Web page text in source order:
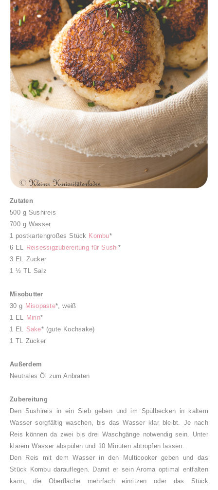
Zutaten
500 g Sushireis
700 g Wasser
1 postkartengroßes Stück Kombu*
6 EL Reisessigzubereitung für Sushi*
3 EL Zucker
1 ½ TL Salz
Misobutter
30 g Misopaste*, weiß
1 EL Mirin*
1 EL Sake* (gute Kochsake)
1 TL Zucker
Außerdem
Neutrales Öl zum Anbraten
Zubereitung
Den Sushireis in ein Sieb geben und im Spülbecken in kaltem
Wasser sorgfältig waschen, bis das Wasser klar bleibt. Je nach
Reis können da zwei bis drei Waschgänge notwendig sein. Unter
klarem Wasser abspülen und 10 Minuten abtropfen lassen.
Den Reis mit dem Wasser in den Multicooker geben und das
Stück Kombu darauflegen. Damit er sein Aroma optimal entfalten
kann, die Oberfläche mehrfach einritzen oder das Stück